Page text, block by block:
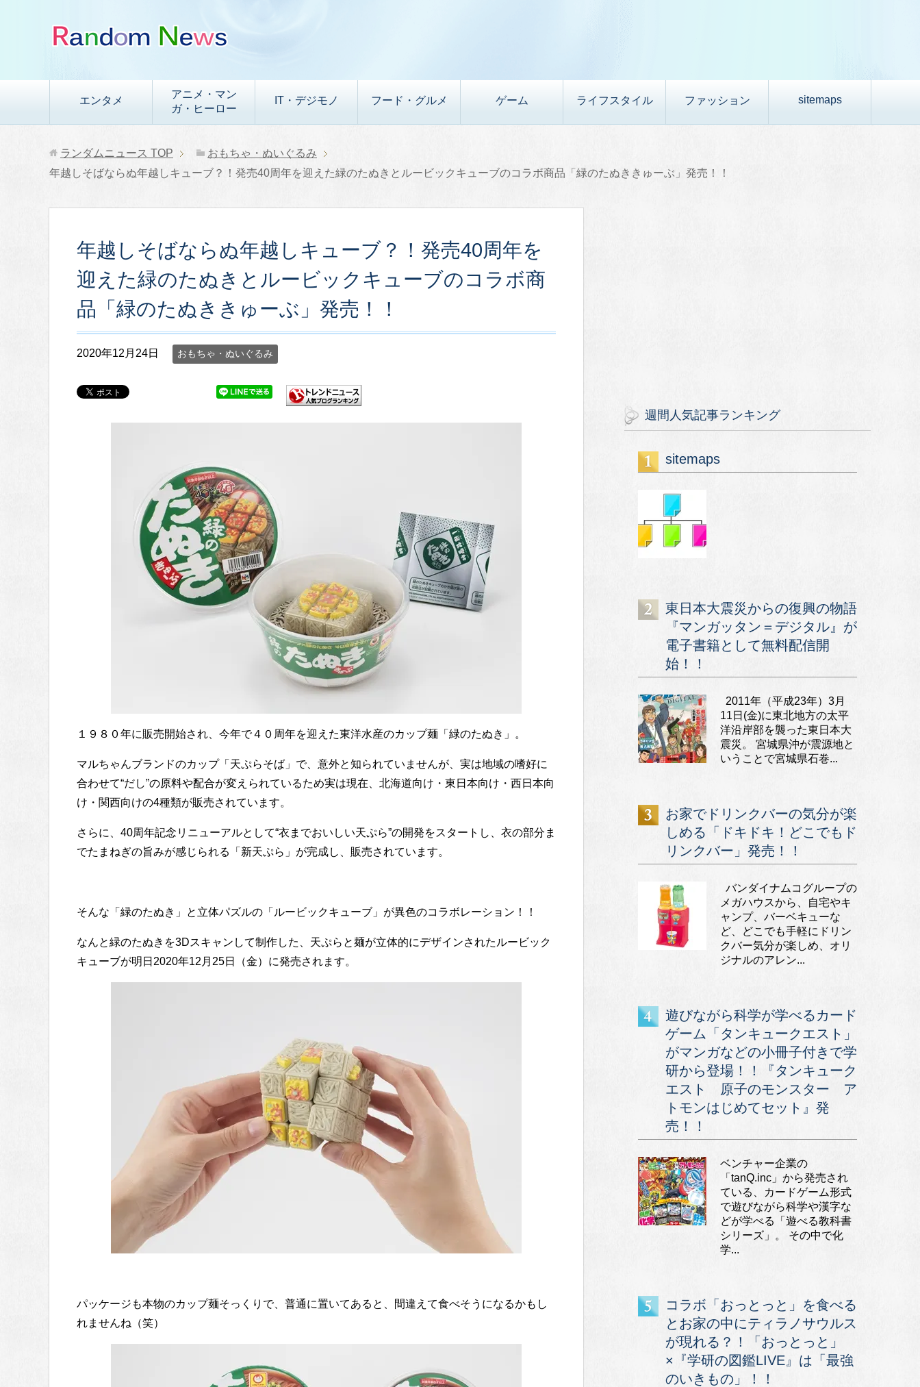
エンタメ
アニメ・マン
ガ・ヒーロー
IT・デジモノ フード・グルメ ゲーム ライフスタイル ファッション sitemaps
ランダムニュース TOP
おもちゃ・ぬいぐるみ
年越しそばならぬ年越しキューブ？！発売40周年を迎えた緑のたぬきとルービックキューブのコラボ商品「緑のたぬききゅーぶ」発売！！
年越しそばならぬ年越しキューブ？！発売40周年を
迎えた緑のたぬきとルービックキューブのコラボ商
品「緑のたぬききゅーぶ」発売！！
2020年12月24日 おもちゃ・ぬいぐるみ
１９８０年に販売開始され、今年で４０周年を迎えた東洋水産のカップ麺「緑のたぬき」。
マルちゃんブランドのカップ「天ぷらそば」で、意外と知られていませんが、実は地域の嗜好に
合わせて“だし”の原料や配合が変えられているため実は現在、北海道向け・東日本向け・西日本向
け・関西向けの4種類が販売されています。
さらに、40周年記念リニューアルとして“衣までおいしい天ぷら”の開発をスタートし、衣の部分ま
でたまねぎの旨みが感じられる「新天ぷら」が完成し、販売されています。
そんな「緑のたぬき」と立体パズルの「ルービックキューブ」が異色のコラボレーション！！
なんと緑のたぬきを3Dスキャンして制作した、天ぷらと麺が立体的にデザインされたルービック
キューブが明日2020年12月25日（金）に発売されます。
パッケージも本物のカップ麺そっくりで、普通に置いてあると、間違えて食べそうになるかもし
れませんね（笑）
週間人気記事ランキング
sitemaps
東日本大震災からの復興の物語
『マンガッタン＝デジタル』が
電子書籍として無料配信開
始！！
2011年（平成23年）3月
11日(金)に東北地方の太平
洋沿岸部を襲った東日本大
震災。 宮城県沖が震源地と
いうことで宮城県石巻...
お家でドリンクバーの気分が楽
しめる「ドキドキ！どこでもド
リンクバー」発売！！
バンダイナムコグループの
メガハウスから、自宅やキ
ャンプ、バーベキューな
ど、どこでも手軽にドリン
クバー気分が楽しめ、オリ
ジナルのアレン...
遊びながら科学が学べるカード
ゲーム「タンキュークエスト」
がマンガなどの小冊子付きで学
研から登場！！『タンキューク
エスト 原子のモンスター ア
トモンはじめてセット』発
売！！
ベンチャー企業の
「tanQ.inc」から発売され
ている、カードゲーム形式
で遊びながら科学や漢字な
どが学べる「遊べる教科書
シリーズ」。 その中で化
学...
コラボ「おっとっと」を食べる
とお家の中にティラノサウルス
が現れる？！「おっとっと」
×『学研の図鑑LIVE』は「最強
のいきもの」！！